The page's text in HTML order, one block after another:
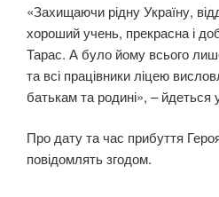
«Захищаючи рідну Україну,
хороший учень, прекрасна і
Тарас. А було йому всього
та всі працівники ліцею
батькам та родині», – йдеться
Про дату та час прибуття
повідомлять згодом.